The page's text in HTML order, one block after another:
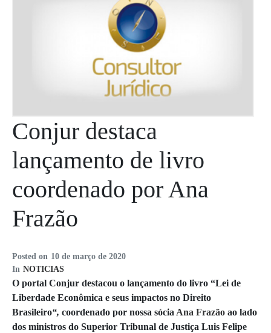
Posted on 10 de março de 2020
In NOTICIAS
Conjur destaca
lançamento de livro
coordenado por Ana
Frazão
O portal Conjur destacou o lançamento do livro “Lei de
Liberdade Econômica e seus impactos no Direito
Brasileiro“, coordenado por nossa sócia Ana Frazão ao lado
dos ministros do Superior Tribunal de Justiça Luis Felipe